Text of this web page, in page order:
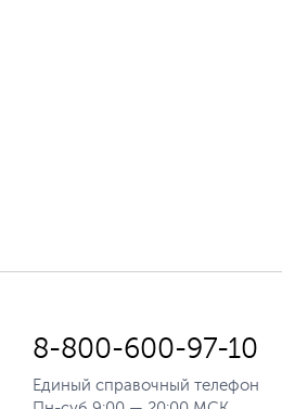
8-800-600-97-10
Единый справочный телефон